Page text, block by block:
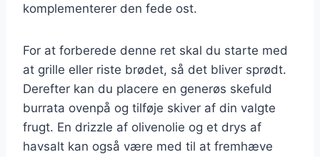
komplementerer den fede ost.
For at forberede denne ret skal du starte med
at grille eller riste brødet, så det bliver sprødt.
Derefter kan du placere en generøs skefuld
burrata ovenpå og tilføje skiver af din valgte
frugt. En drizzle af olivenolie og et drys af
havsalt kan også være med til at fremhæve